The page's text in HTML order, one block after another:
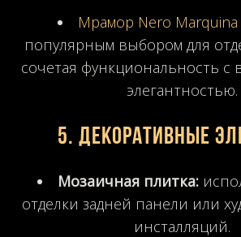
Мрамор Nero Marquina
популярным выбором для
сочетая функциональность с
элегантностью.
5. Декоративные
Мозаичная плитка:
отделки задней панели или
инсталляций.